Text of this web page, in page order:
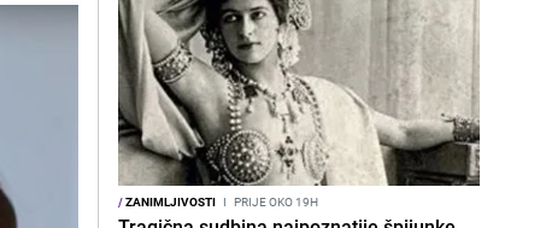
/ZANIMLJIVOSTI I PRIJE OKO 19H